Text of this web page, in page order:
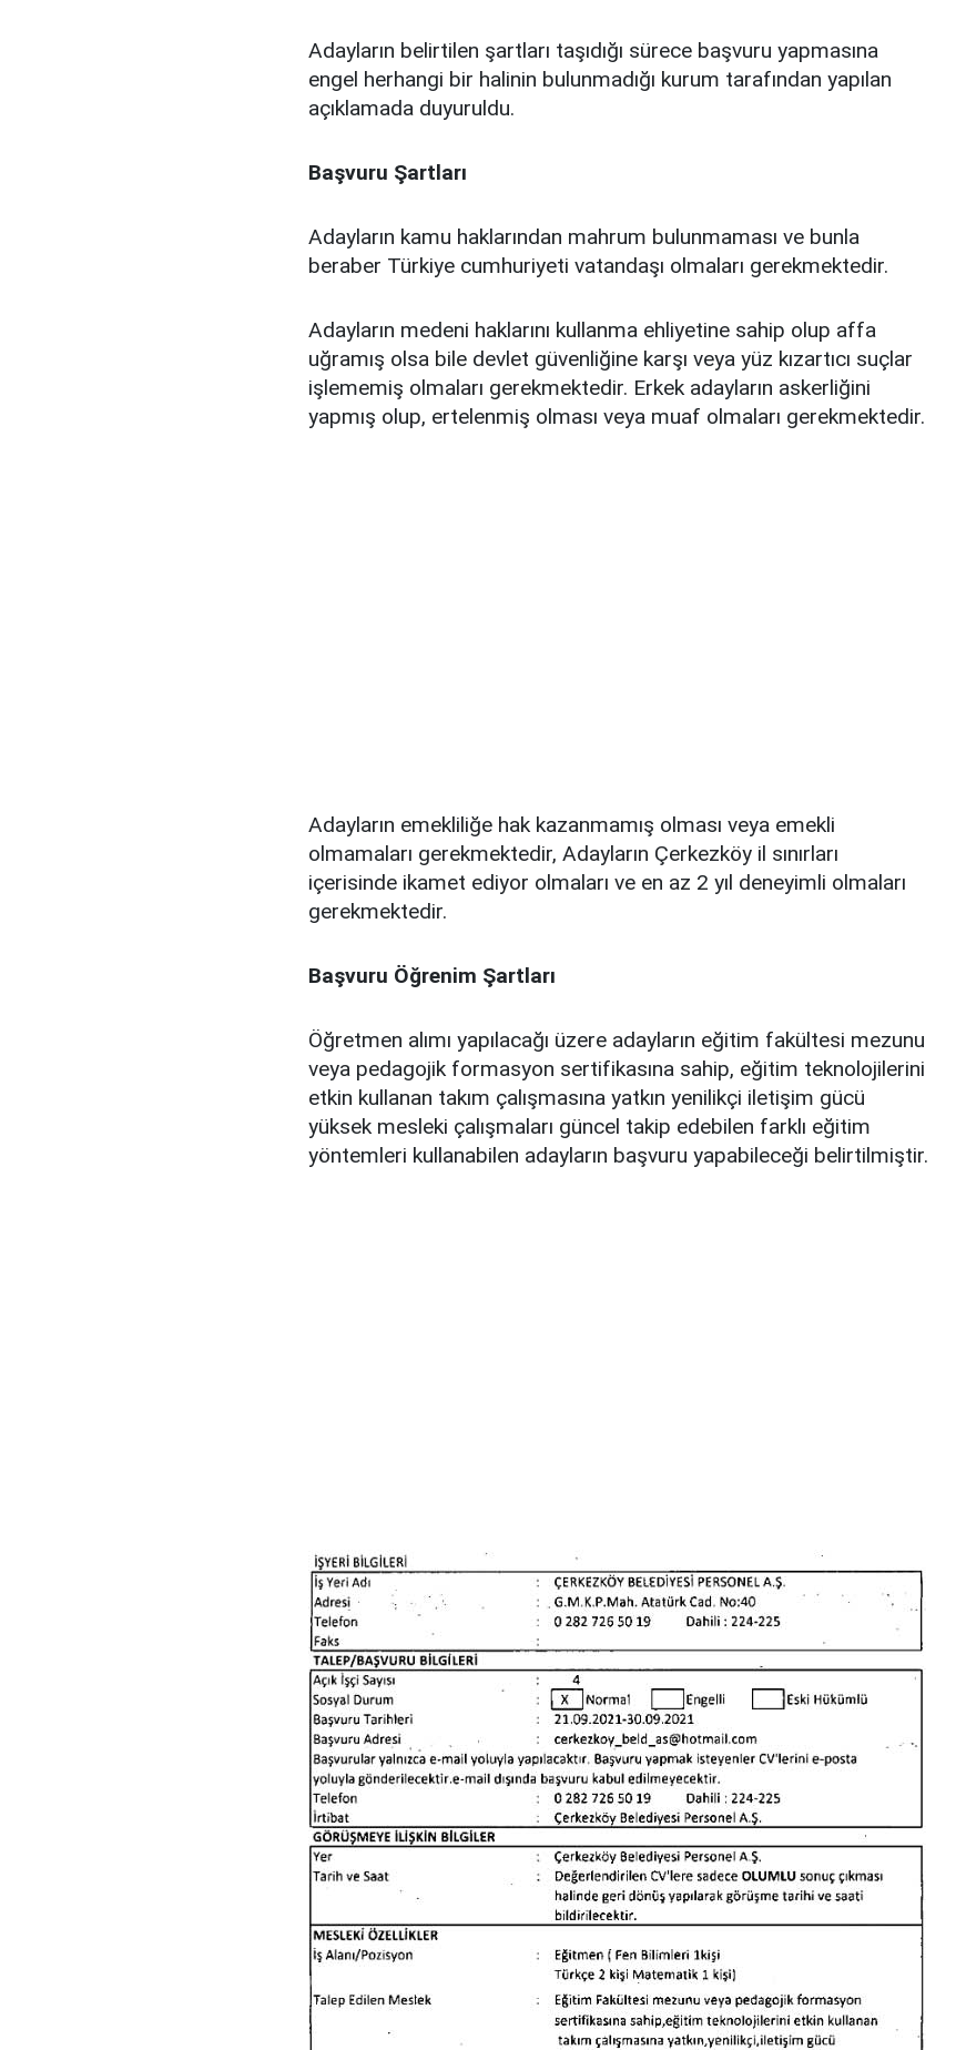
Adayların belirtilen şartları taşıdığı sürece başvuru yapmasına
engel herhangi bir halinin bulunmadığı kurum tarafından yapılan
açıklamada duyuruldu.
Başvuru Şartları
Adayların kamu haklarından mahrum bulunmaması ve bunla
beraber Türkiye cumhuriyeti vatandaşı olmaları gerekmektedir.
Adayların medeni haklarını kullanma ehliyetine sahip olup affa
uğramış olsa bile devlet güvenliğine karşı veya yüz kızartıcı suçlar
işlememiş olmaları gerekmektedir. Erkek adayların askerliğini
yapmış olup, ertelenmiş olması veya muaf olmaları gerekmektedir.
Adayların emekliliğe hak kazanmamış olması veya emekli
olmamaları gerekmektedir, Adayların Çerkezköy il sınırları
içerisinde ikamet ediyor olmaları ve en az 2 yıl deneyimli olmaları
gerekmektedir.
Başvuru Öğrenim Şartları
Öğretmen alımı yapılacağı üzere adayların eğitim fakültesi mezunu
veya pedagojik formasyon sertifikasına sahip, eğitim teknolojilerini
etkin kullanan takım çalışmasına yatkın yenilikçi iletişim gücü
yüksek mesleki çalışmaları güncel takip edebilen farklı eğitim
yöntemleri kullanabilen adayların başvuru yapabileceği belirtilmiştir.